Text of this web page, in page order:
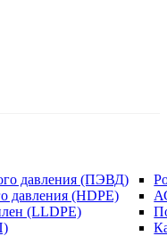
давления (ПЭВД)
давления (HDPE)
(LLDPE)